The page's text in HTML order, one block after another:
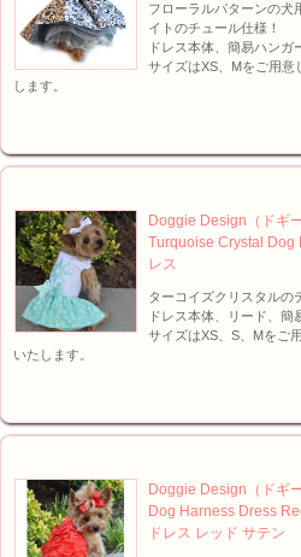
フローラルパターンの犬
イトのチュール仕様！
ドレス本体、簡易ハンガ
サイズはXS、Mをご用意
します。
Doggie Design（ドギ
Turquoise Crystal Dog
レス
ターコイズクリスタルの
ドレス本体、リード、簡
サイズはXS、S、Mをご
いたします。
Doggie Design（ドギ
Dog Harness Dress
ドレス レッド サテン